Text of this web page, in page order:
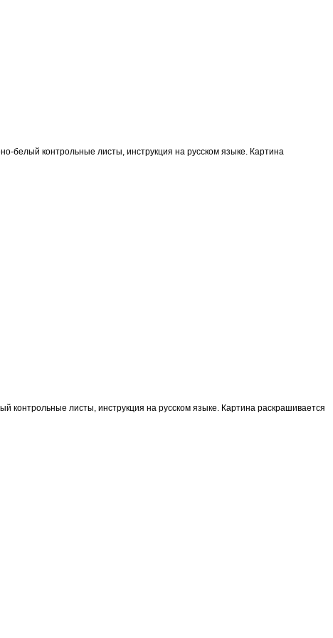
белый контрольные листы, инструкция на русском языке. Картина
листы, инструкция на русском языке. Картина раскрашивается